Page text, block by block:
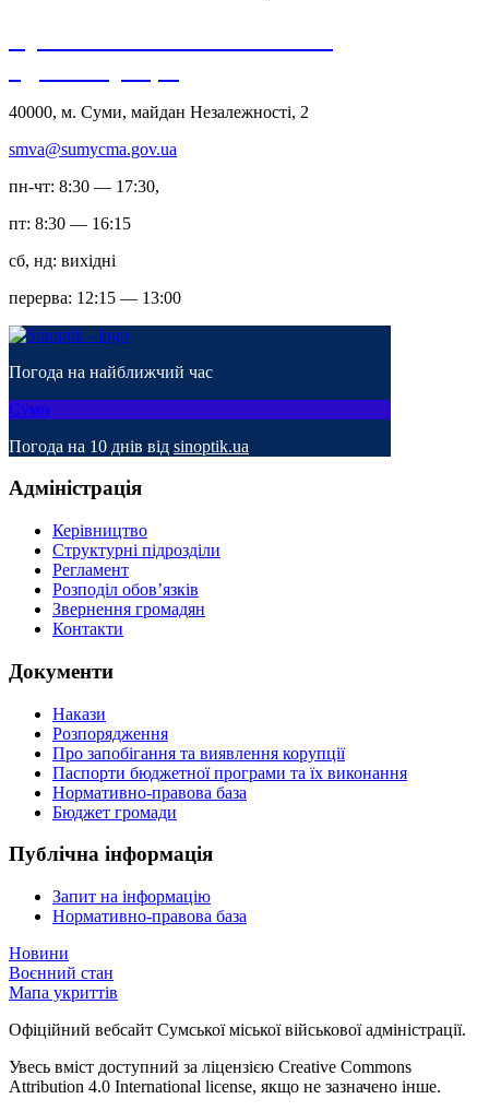
40000, м. Суми, майдан Незалежності, 2
smva@sumycma.gov.ua
пн-чт: 8:30 — 17:30,
пт: 8:30 — 16:15
сб, нд: вихідні
перерва: 12:15 — 13:00
Погода на найближчий час
Суми
Погода на 10 днів від sinoptik.ua
Адміністрація
Керівництво
Структурні підрозділи
Регламент
Розподіл обов’язків
Звернення громадян
Контакти
Документи
Накази
Розпорядження
Про запобігання та виявлення корупції
Паспорти бюджетної програми та їх виконання
Нормативно-правова база
Бюджет громади
Публічна інформація
Запит на інформацію
Нормативно-правова база
Новини
Воєнний стан
Мапа укриттів
Офіційний вебсайт Сумської міської військової адміністрації.
Увесь вміст доступний за ліцензією Creative Commons
Attribution 4.0 International license, якщо не зазначено інше.